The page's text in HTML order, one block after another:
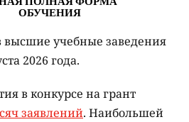
учебные заведения
2026 года.
в конкурсе на грант
заявлений. Наибольшей